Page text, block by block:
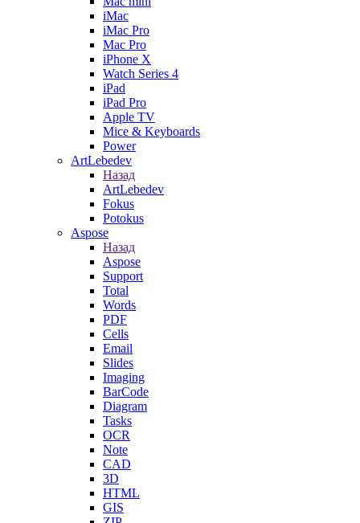
iMac
iMac Pro
Mac Pro
iPhone X
Watch Series 4
iPad
iPad Pro
Apple TV
Mice & Keyboards
Power
ArtLebedev
Назад
ArtLebedev
Fokus
Potokus
Aspose
Назад
Aspose
Support
Total
Words
PDF
Cells
Email
Slides
Imaging
BarCode
Diagram
Tasks
OCR
Note
CAD
3D
HTML
GIS